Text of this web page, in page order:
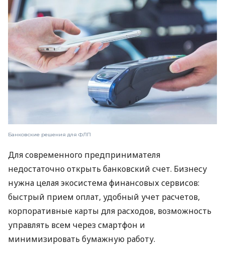
Банковские решения для ФЛП
Для современного предпринимателя
недостаточно открыть банковский счет. Бизнесу
нужна целая экосистема финансовых сервисов:
быстрый прием оплат, удобный учет расчетов,
корпоративные карты для расходов, возможность
управлять всем через смартфон и
минимизировать бумажную работу.